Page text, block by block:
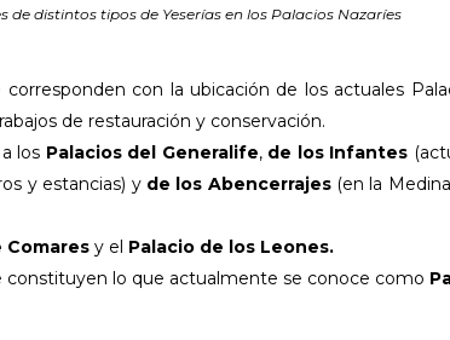
de distintos tipos de Yeserías en los Palacios Nazaríes
con la ubicación de los actuales
de restauración y conservación.
los Palacios del Generalife, de los Infantes
y estancias) y de los Abencerrajes(en la
Comares y el Palacio de los Leones.
lo que actualmente se conoce como